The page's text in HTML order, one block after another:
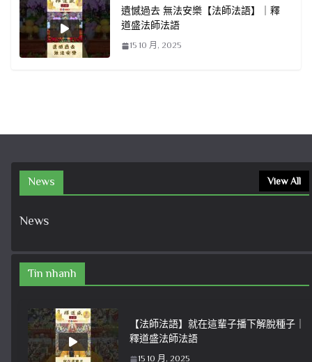
遺憾過去 無法安樂【法師法語】｜釋
道盛法師法語
15 10 月, 2025
News View All
News
Tin nhanh
【法師法語】就在這輩子播下解脫種子｜
釋道盛法師法語
15 10 月, 2025